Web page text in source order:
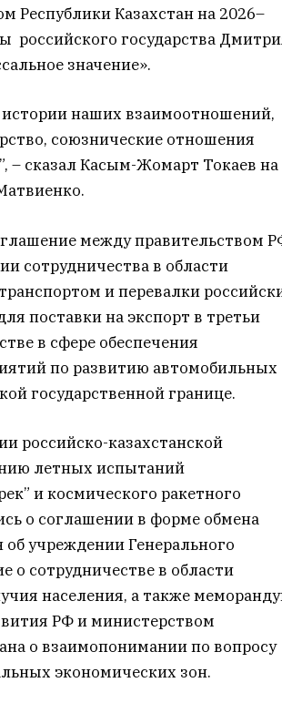
Республики Казахстан на 2026–
российского государства
значение».
наших взаимоотношений,
союзнические отношения
– сказал Касым-Жомарт Токаев на
между правительством
сотрудничества в области
и перевалки
поставки на экспорт в третьи
в сфере обеспечения
по развитию автомобильных
государственной границе.
российско-казахстанской
летных испытаний
и космического ракетного
о соглашении в форме обмена
учреждении Генерального
о сотрудничестве в области
населения, а также
РФ и министерством
о взаимопонимании по вопросу
экономических зон.